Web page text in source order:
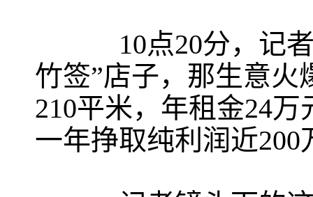
10点20分，记者来
竹签”店子，那生意
210平米，年租金24
一年挣取纯利润近200